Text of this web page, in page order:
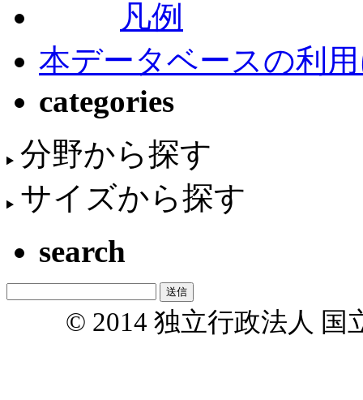
凡例
本データベースの利
categories
分野から探す
サイズから探す
search
© 2014 独立行政法人 国